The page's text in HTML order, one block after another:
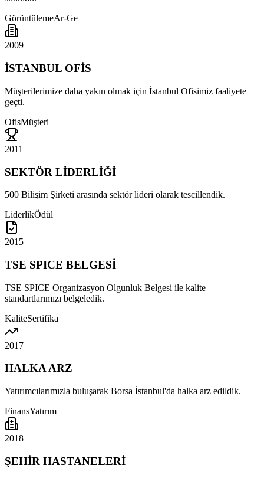
GörüntülemeAr-Ge
2009
İSTANBUL OFİS
Müşterilerimize daha yakın olmak için İstanbul Ofisimiz faaliyete
geçti.
OfisMüşteri
2011
SEKTÖR LİDERLİĞİ
500 Bilişim Şirketi arasında sektör lideri olarak tescillendik.
LiderlikÖdül
2015
TSE SPICE BELGESİ
TSE SPICE Organizasyon Olgunluk Belgesi ile kalite
standartlarımızı belgeledik.
KaliteSertifika
2017
HALKA ARZ
Yatırımcılarımızla buluşarak Borsa İstanbul'da halka arz edildik.
FinansYatırım
2018
ŞEHİR HASTANELERİ